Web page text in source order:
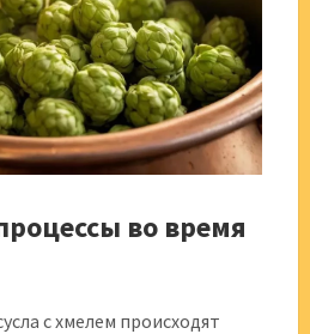
во время
с хмелем происходят